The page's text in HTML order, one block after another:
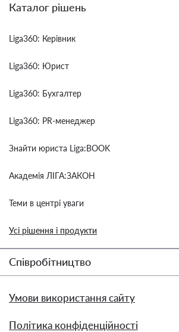
Каталог рішень
Liga360: Керівник
Liga360: Юрист
Liga360: Бухгалтер
Liga360: PR-менеджер
Знайти юриста Liga:BOOK
Академія ЛІГА:ЗАКОН
Теми в центрі уваги
Усі рішення і продукти
Співробітництво
Умови використання сайту
Політика конфіденційності